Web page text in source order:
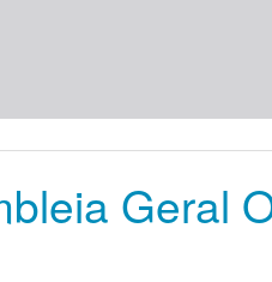
Geral